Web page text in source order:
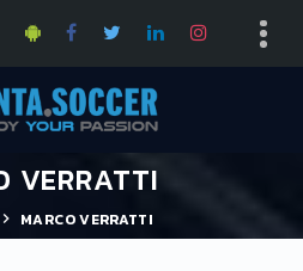
VERRATTI
MARCO VERRATTI